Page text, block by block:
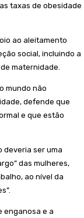
taxas de obesidade
ao aleitamento
social, incluindo a
maternidade.
mundo não
defende que
e que estão
deveria ser uma
das mulheres,
ao nível da
enganosa e a